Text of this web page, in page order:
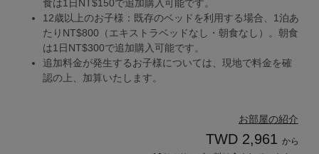
食は1日NT$150で追加購入可能です。
12歳以上のお子様：既存のベッドを利用する場合、1泊あ
たりNT$800（エキストラベッドなし・朝食なし）。朝食
は1日NT$300で追加購入可能です。
追加料金が発生するお子様については、現地で料金を確
認の上、加算いたします。
お部屋の紹介
TWD 2,961 から